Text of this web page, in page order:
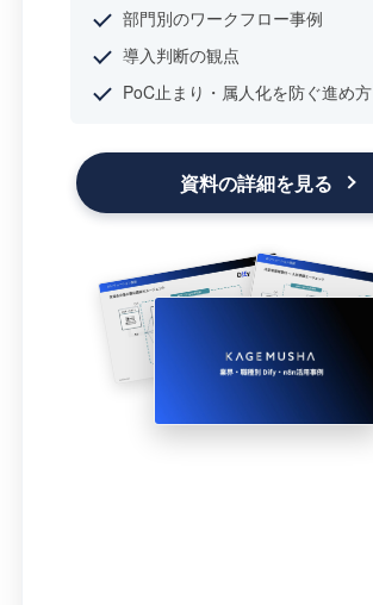
部門別のワークフロー事例
導入判断の観点
PoC止まり・属人化を防ぐ進め方
資料の詳細を見る